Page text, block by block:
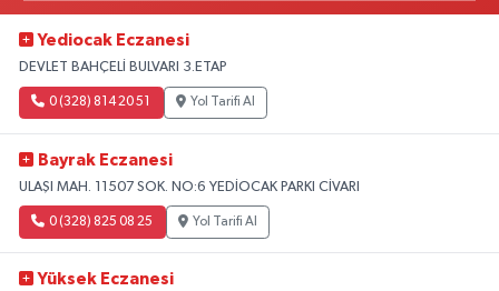
Yediocak Eczanesi
DEVLET BAHÇELİ BULVARI 3.ETAP
0 (328) 814 20 51 Yol Tarifi Al
Bayrak Eczanesi
ULAŞI MAH. 11507 SOK. NO:6 YEDİOCAK PARKI CİVARI
0 (328) 825 08 25 Yol Tarifi Al
Yüksek Eczanesi